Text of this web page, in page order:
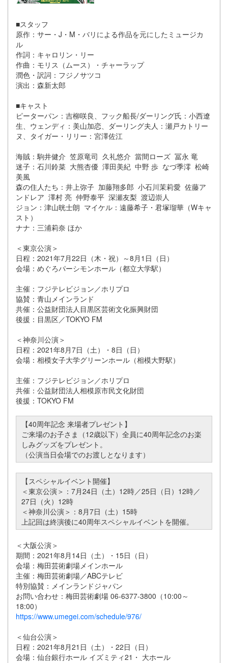
■スタッフ
原作：サー・J・M・バリによる作品を元にしたミュージカ
ル
作詞：キャロリン・リー
作曲：モリス（ムース）・チャーラップ
潤色・訳詞：フジノサツコ
演出：森新太郎
■キャスト
ピーターパン：吉柳咲良、フック船長/ダーリング氏：小西遼
生、ウェンディ：美山加恋、ダーリング夫人：瀬戸カトリー
ヌ、タイガー・リリー：宮澤佐江
海賊：駒井健介 笠原竜司 久礼悠介 當間ローズ 冨永 竜
迷子：石川鈴菜 大熊杏優 澤田美紀 中野 歩 なづ季澪 松崎
美風
森の住人たち ：井上弥子 加藤翔多郎 小石川茉莉愛 佐藤ア
ンドレア 澤村 亮 仲野泰平 深瀬友梨 渡辺崇人
ジョン：津山晄士朗 マイケル：遠藤希子・君塚瑠華（Wキャ
スト）
ナナ：三浦莉奈 ほか
＜東京公演＞
日程：2021年7月22日（木・祝）～8月1日（日）
会場：めぐろパーシモンホール（都立大学駅）
主催：フジテレビジョン／ホリプロ
協賛：青山メインランド
共催：公益財団法人目黒区芸術文化振興財団
後援：目黒区／TOKYO FM
＜神奈川公演＞
日程：2021年8月7日（土）・8日（日）
会場：相模女子大学グリーンホール（相模大野駅）
主催：フジテレビジョン／ホリプロ
共催：公益財団法人相模原市民文化財団
後援：TOKYO FM
【40周年記念 来場者プレゼント】
ご来場のお子さま（12歳以下）全員に40周年記念のお楽
しみグッズをプレゼント。
（公演当日会場でのお渡しとなります）
【スペシャルイベント開催】
＜東京公演＞：7月24日（土）12時／25日（日）12時／
27日（火）12時
＜神奈川公演＞：8月7日（土）15時
上記回は終演後に40周年スペシャルイベントを開催。
＜大阪公演＞
期間：2021年8月14日（土）・15日（日）
会場：梅田芸術劇場メインホール
主催：梅田芸術劇場／ABCテレビ
特別協賛：メインランドジャパン
お問い合わせ：梅田芸術劇場 06-6377-3800（10:00～
18:00）
https://www.umegei.com/schedule/976/
＜仙台公演＞
日程：2021年8月21日（土）・22日（日）
会場：仙台銀行ホール イズミティ21・ 大ホール